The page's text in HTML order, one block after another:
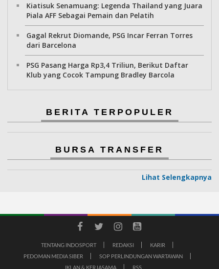
Kiatisuk Senamuang: Legenda Thailand yang Juara
Piala AFF Sebagai Pemain dan Pelatih
Gagal Rekrut Diomande, PSG Incar Ferran Torres
dari Barcelona
PSG Pasang Harga Rp3,4 Triliun, Berikut Daftar
Klub yang Cocok Tampung Bradley Barcola
BERITA TERPOPULER
BURSA TRANSFER
Lihat Selengkapnya
TENTANG INDOSPORT REDAKSI
KARIR
PEDOMAN MEDIA SIBER
SOP PERLINDUNGAN WARTAWAN
IKLAN & KERJASAMA
RSS